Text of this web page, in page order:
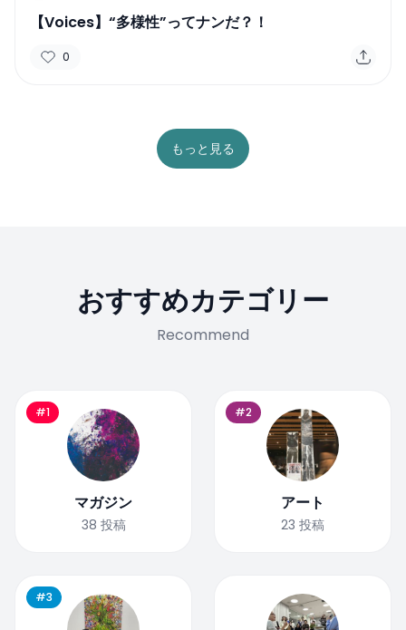
【Voices】“多様性”ってナンだ？！
0
もっと見る
おすすめカテゴリー
Recommend
#1
マガジン
38 投稿
#2
アート
23 投稿
#3